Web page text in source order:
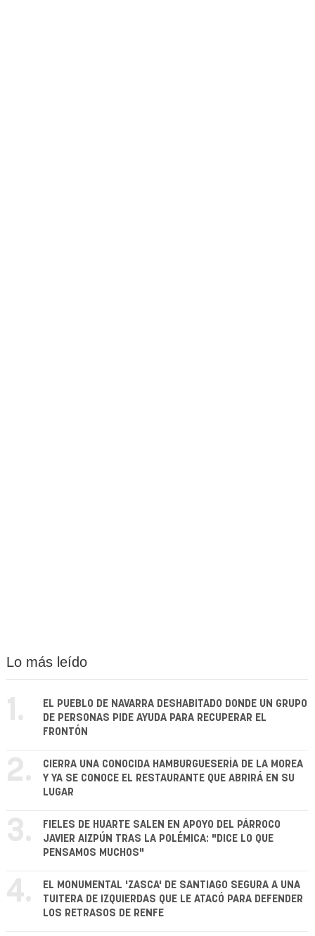
Lo más leído
1.
EL PUEBLO DE NAVARRA DESHABITADO DONDE UN GRUPO
DE PERSONAS PIDE AYUDA PARA RECUPERAR EL
FRONTÓN
2.
CIERRA UNA CONOCIDA HAMBURGUESERÍA DE LA MOREA
Y YA SE CONOCE EL RESTAURANTE QUE ABRIRÁ EN SU
LUGAR
3.
FIELES DE HUARTE SALEN EN APOYO DEL PÁRROCO
JAVIER AIZPÚN TRAS LA POLÉMICA: "DICE LO QUE
PENSAMOS MUCHOS"
4.
EL MONUMENTAL 'ZASCA' DE SANTIAGO SEGURA A UNA
TUITERA DE IZQUIERDAS QUE LE ATACÓ PARA DEFENDER
LOS RETRASOS DE RENFE